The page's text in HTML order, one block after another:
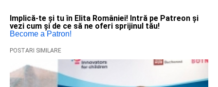
Implică-te și tu în Elita României! Intră pe Patreon și
vezi cum și de ce să ne oferi sprijinul tău!
Become a Patron!
POSTARI SIMILARE